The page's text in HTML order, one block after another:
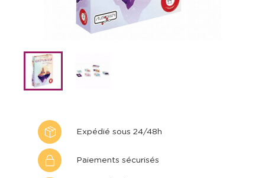
Expédié sous 24/48h
Paiements sécurisés